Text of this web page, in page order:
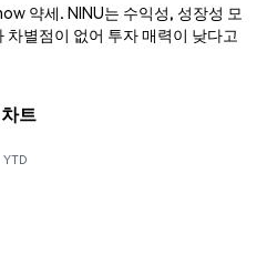
약세. NINU는 수익성, 성장성 모
별점이 없어 투자 매력이 낮다고
트
YTD